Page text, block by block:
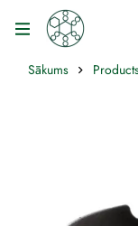
Sākums